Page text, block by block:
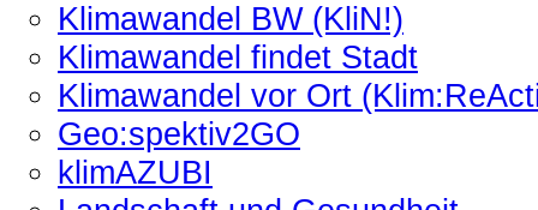
Klimawandel BW (KliN!)
Klimawandel findet Stadt
Klimawandel vor Ort
Geo:spektiv2GO
klimAZUBI